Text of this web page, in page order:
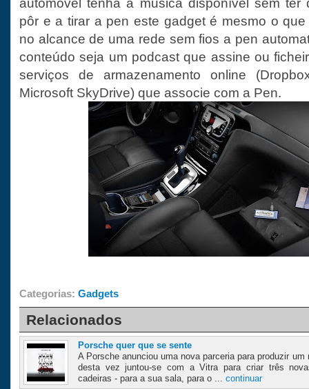
pôr e a tirar a pen este gadget é mesmo o
no alcance de uma rede sem fios a pen
conteúdo seja um podcast que assine ou
serviços de armazenamento online
Microsoft SkyDrive) que associe com a Pen.
Categorias: Gadgets
Relacionados
Porsche quer que se sente
A Porsche anunciou uma nova parceria para produzir
desta vez juntou-se com a Vitra para criar três
cadeiras - para a sua sala, para o ... continuar